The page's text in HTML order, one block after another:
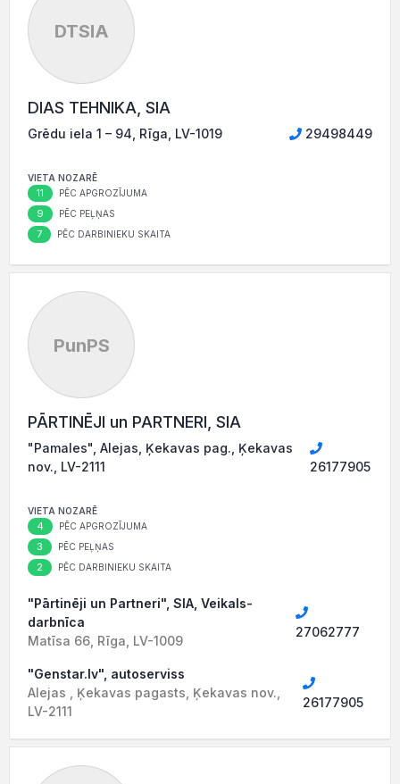
DTSIA
DIAS TEHNIKA, SIA
Grēdu iela 1 – 94, Rīga, LV-1019 29498449
VIETA NOZARĒ
11 PĒC APGROZĪJUMA
9 PĒC PEĻŅAS
7 PĒC DARBINIEKU SKAITA
PunPS
PĀRTINĒJI un PARTNERI, SIA
"Pamales", Alejas, Ķekavas pag., Ķekavas
nov., LV-2111
26177905
VIETA NOZARĒ
4 PĒC APGROZĪJUMA
3 PĒC PEĻŅAS
2 PĒC DARBINIEKU SKAITA
"Pārtinēji un Partneri", SIA, Veikals-
darbnīca
Matīsa 66, Rīga, LV-1009
27062777
"Genstar.lv", autoserviss
Alejas , Ķekavas pagasts, Ķekavas nov.,
LV-2111
26177905